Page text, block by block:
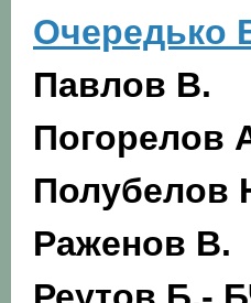
Очередько
Павлов В.
Погорелов
Полубелов
Раженов В.